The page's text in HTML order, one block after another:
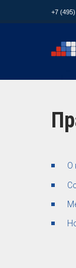
+7
О